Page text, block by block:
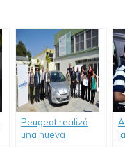
Peugeot realizó
una nueva